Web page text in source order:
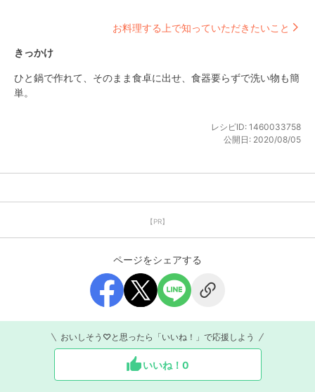
お料理する上で知っていただきたいこと
きっかけ
ひと鍋で作れて、そのまま食卓に出せ、食器要らずで洗い物も簡
単。
レシピID: 1460033758
公開日: 2020/08/05
【PR】
ページをシェアする
おいしそう♡と思ったら「いいね！」で応援しよう
いいね！ 0